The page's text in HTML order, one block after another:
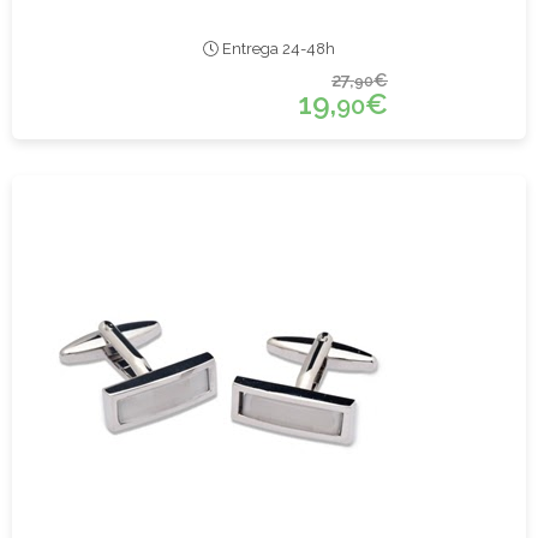
Entrega 24-48h
27,90€
19,90€